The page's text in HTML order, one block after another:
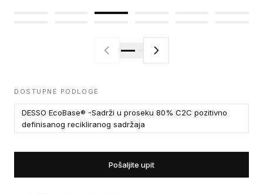
DOSTUPNE PODLOGE
DESSO EcoBase® -Sadrži u proseku 80% C2C pozitivno
definisanog recikliranog sadržaja
Pošaljite upit